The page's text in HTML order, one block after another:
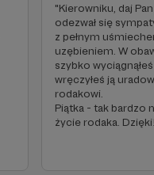
"Kierowniku, daj
odezwał się
z pełnym
uzębieniem. W
szybko
wręczyłeś ją
rodakowi.
Piątka - tak bardzo
życie rodaka.